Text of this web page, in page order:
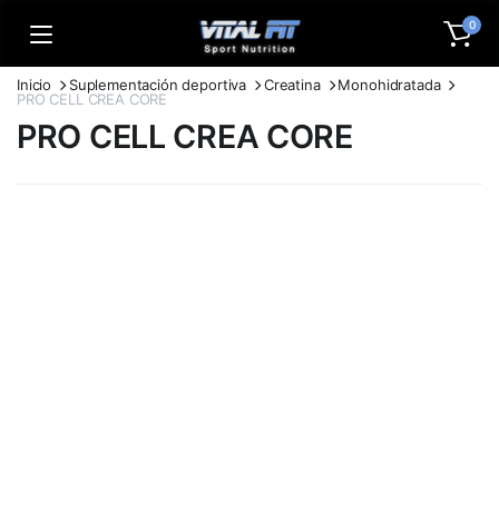
0
Inicio Suplementación deportiva Creatina
Monohidratada
PRO CELL CREA CORE
PRO CELL CREA CORE